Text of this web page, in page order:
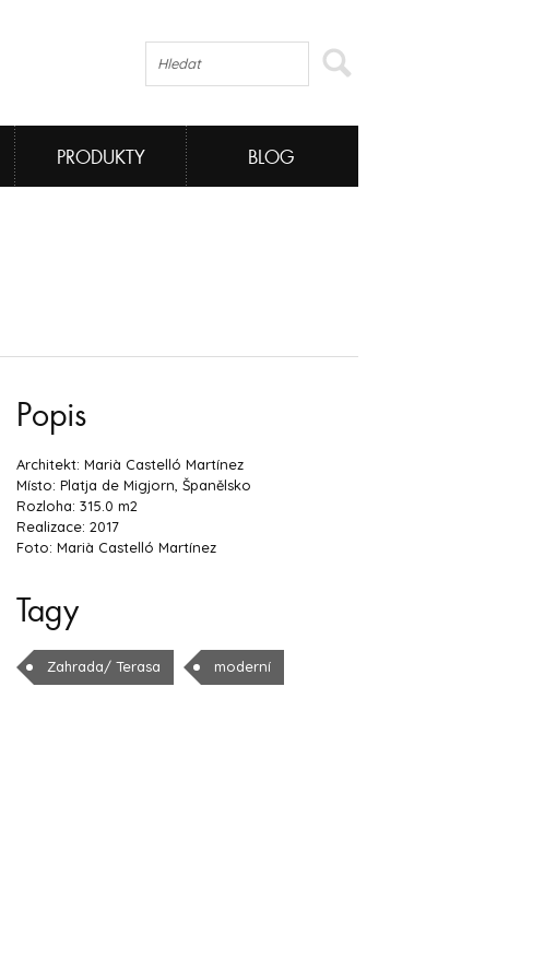
PRODUKTY BLOG
Popis
Architekt: Marià Castelló Martínez
Místo: Platja de Migjorn, Španělsko
Rozloha: 315.0 m2
Realizace: 2017
Foto: Marià Castelló Martínez
Tagy
Zahrada/ Terasa moderní